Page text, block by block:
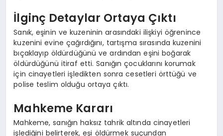
İlginç Detaylar Ortaya Çıktı
Sanık, eşinin ve kuzeninin arasındaki ilişkiyi öğrenince
kuzenini evine çağırdığını, tartışma sırasında kuzenini
bıçaklayıp öldürdüğünü ve ardından eşini boğarak
öldürdüğünü itiraf etti. Sanığın çocuklarını korumak
için cinayetleri işledikten sonra cesetleri örttüğü ve
polise teslim olduğu ortaya çıktı.
Mahkeme Kararı
Mahkeme, sanığın haksız tahrik altında cinayetleri
işlediğini belirterek, eşi öldürmek suçundan